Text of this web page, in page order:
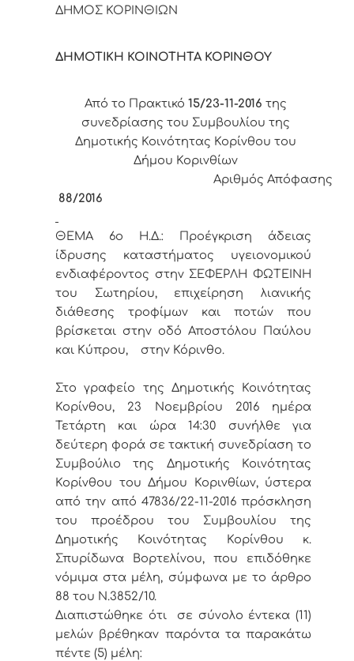
ΔΗΜΟΣ ΚΟΡΙΝΘΙΩΝ
ΔΗΜΟΤΙΚΗ ΚΟΙΝΟΤΗΤΑ ΚΟΡΙΝΘΟΥ
Από το Πρακτικό 15/23-11-2016της
συνεδρίασης του Συμβουλίου της
Δημοτικής Κοινότητας Κορίνθου του
Δήμου Κορινθίων
Αριθμός Απόφασης
88/2016
ΘΕΜΑ 6o Η.Δ.:
Προέγκριση άδειας
ίδρυσης καταστήματος υγειονομικού
ενδιαφέροντος στην ΣΕΦΕΡΛΗ ΦΩΤΕΙΝΗ
του Σωτηρίου, επιχείρηση λιανικής
διάθεσης τροφίμων και ποτών που
βρίσκεται στην οδό Αποστόλου Παύλου
και Κύπρου, στην Κόρινθο.
Στο γραφείο της Δημοτικής Κοινότητας
Κορίνθου, 23 Νοεμβρίου 2016 ημέρα
Τετάρτη και ώρα 14:30 συνήλθε για
δεύτερη φορά σε τακτική συνεδρίαση το
Συμβούλιο της Δημοτικής Κοινότητας
Κορίνθου του Δήμου Κορινθίων, ύστερα
από την από 47836/22-11-2016 πρόσκληση
του προέδρου του Συμβουλίου της
Δημοτικής Κοινότητας Κορίνθου κ.
Σπυρίδωνα Βορτελίνου, που επιδόθηκε
νόμιμα στα μέλη, σύμφωνα με το άρθρο
88 του Ν.3852/10.
Διαπιστώθηκε ότι σε σύνολο έντεκα (11)
μελών βρέθηκαν παρόντα τα παρακάτω
πέντε (5) μέλη: